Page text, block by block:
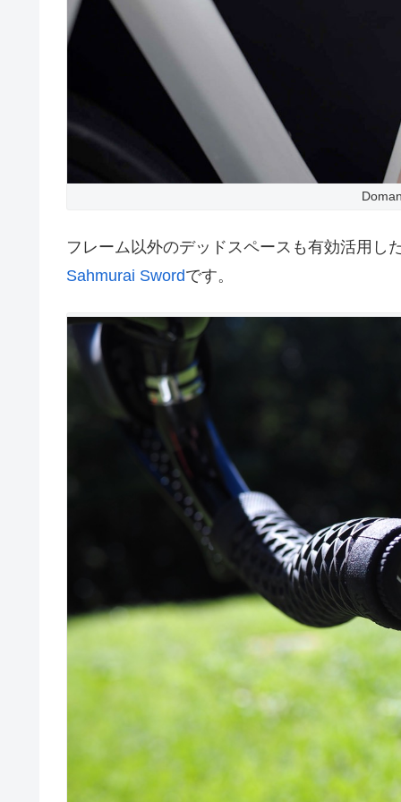
フレーム以外のデッドスペースも有効活用
Sahmurai Swordです。